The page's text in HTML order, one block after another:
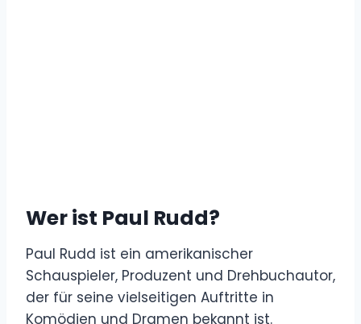
Wer ist Paul Rudd?
Paul Rudd ist ein amerikanischer
Schauspieler, Produzent und Drehbuchautor,
der für seine vielseitigen Auftritte in
Komödien und Dramen bekannt ist.